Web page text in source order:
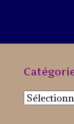
navigation